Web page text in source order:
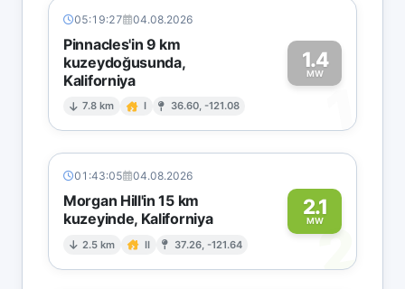
05:19:27 04.08.2026
Pinnacles'in 9 km
kuzeydoğusunda,
Kaliforniya
7.8 km I 36.60, -121.08
1.4
MW
1
01:43:05 04.08.2026
Morgan Hill'in 15 km
kuzeyinde, Kaliforniya
2.5 km II 37.26, -121.64
2.1
MW
2